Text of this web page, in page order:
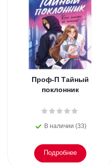
Проф-П Тайный
поклонник
В наличии (33)
Подробнее